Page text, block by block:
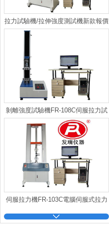
拉力試驗機/拉伸強度測試機新款報價
剝離強度試驗機FR-108C伺服拉力試
驗機
伺服拉力機FR-103C電腦伺服式拉力
試驗機(大變型）